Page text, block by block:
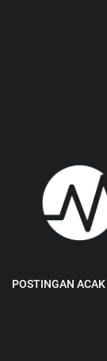
POSTINGAN ACAK